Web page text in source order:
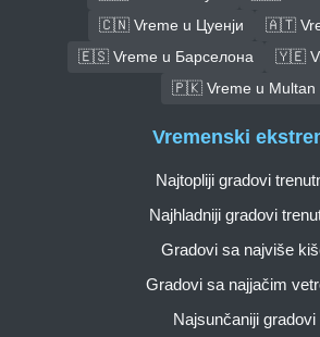
🇨🇳 Vreme u Цуенји
🇦🇹
🇪🇸 Vreme u Барселона
🇾🇪
🇵🇰 Vreme u Multan
Vremenski
Najtopliji gradovi
Najhladniji gradovi
Gradovi sa najviše
Gradovi sa najjačim
Najsunčaniji gradovi